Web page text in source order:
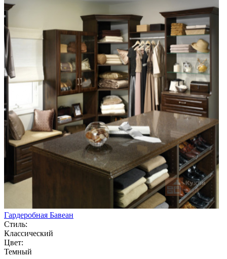
Гардеробная Бавеан
Стиль:
Классический
Цвет:
Темный